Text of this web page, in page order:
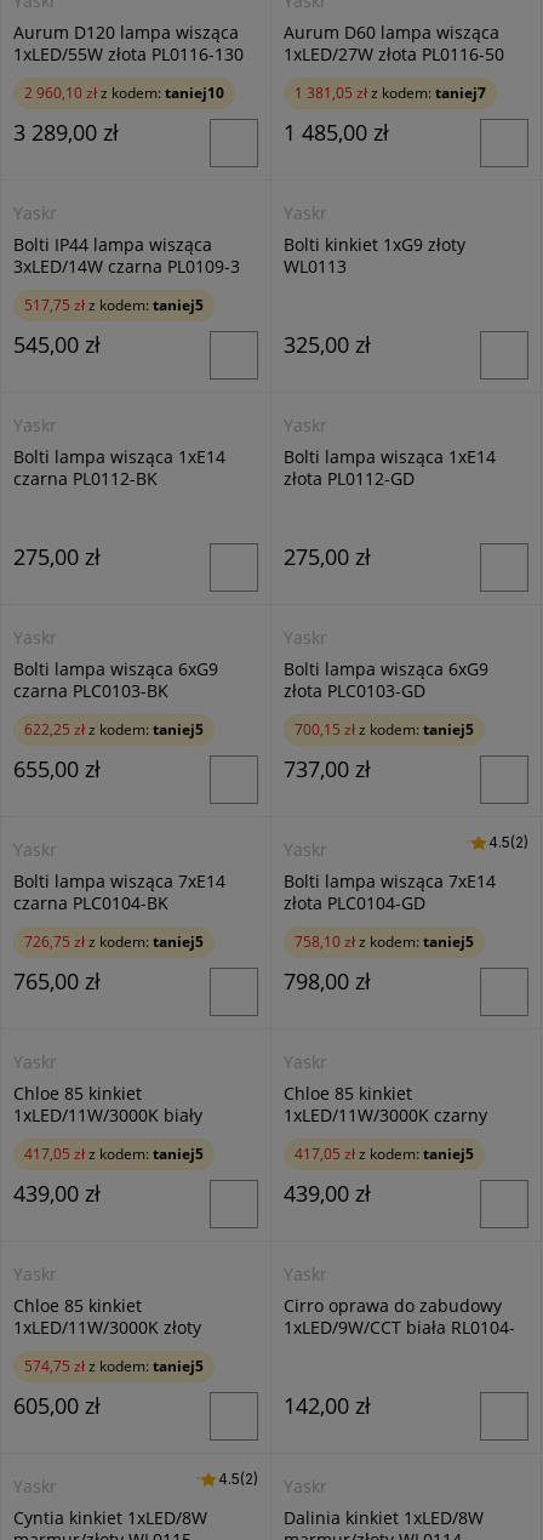
Aurum D120 lampa wisząca
1xLED/55W złota PL0116-130
2 960,10 złz kodem: taniej10
3 289,00 zł
Aurum D60 lampa wisząca
1xLED/27W złota PL0116-50
1 381,05 złz kodem: taniej7
1 485,00 zł
Yaskr
Bolti IP44 lampa wisząca
3xLED/14W czarna PL0109-3
517,75 złz kodem: taniej5
545,00 zł
Yaskr
Bolti kinkiet 1xG9 złoty
WL0113
325,00 zł
Yaskr
Bolti lampa wisząca 1xE14
czarna PL0112-BK
275,00 zł
Yaskr
Bolti lampa wisząca 1xE14
złota PL0112-GD
275,00 zł
Yaskr
Bolti lampa wisząca 6xG9
czarna PLC0103-BK
622,25 złz kodem: taniej5
655,00 zł
Yaskr
Bolti lampa wisząca 6xG9
złota PLC0103-GD
700,15 złz kodem: taniej5
737,00 zł
Yaskr
Bolti lampa wisząca 7xE14
czarna PLC0104-BK
726,75 złz kodem: taniej5
765,00 zł
Yaskr
Bolti lampa wisząca 7xE14
złota PLC0104-GD
4.5 (2)
4.5(2)
758,10 złz kodem: taniej5
798,00 zł
Yaskr
Chloe 85 kinkiet
1xLED/11W/3000K biały
WL0107-WH
417,05 złz kodem: taniej5
439,00 zł
Yaskr
Chloe 85 kinkiet
1xLED/11W/3000K czarny
WL0107-BK
417,05 złz kodem: taniej5
439,00 zł
Yaskr
Chloe 85 kinkiet
1xLED/11W/3000K złoty
WL0107-GD
574,75 złz kodem: taniej5
605,00 zł
Yaskr
Cirro oprawa do zabudowy
1xLED/9W/CCT biała RL0104-
142,00 zł
Yaskr
Cyntia kinkiet 1xLED/8W
4.5 (2)
4.5(2)
Yaskr
Dalinia kinkiet 1xLED/8W